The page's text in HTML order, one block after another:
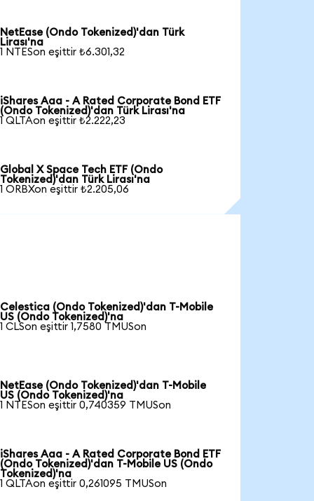
NetEase (Ondo Tokenized)'dan Türk
Lirası'na
1 NTESon eşittir ₺6.301,32
iShares Aaa - A Rated Corporate Bond ETF
(Ondo Tokenized)'dan Türk Lirası'na
1 QLTAon eşittir ₺2.222,23
Global X Space Tech ETF (Ondo
Tokenized)'dan Türk Lirası'na
1 ORBXon eşittir ₺2.205,06
Celestica (Ondo Tokenized)'dan T-Mobile
US (Ondo Tokenized)'na
1 CLSon eşittir 1,7580 TMUSon
NetEase (Ondo Tokenized)'dan T-Mobile
US (Ondo Tokenized)'na
1 NTESon eşittir 0,740359 TMUSon
iShares Aaa - A Rated Corporate Bond ETF
(Ondo Tokenized)'dan T-Mobile US (Ondo
Tokenized)'na
1 QLTAon eşittir 0,261095 TMUSon